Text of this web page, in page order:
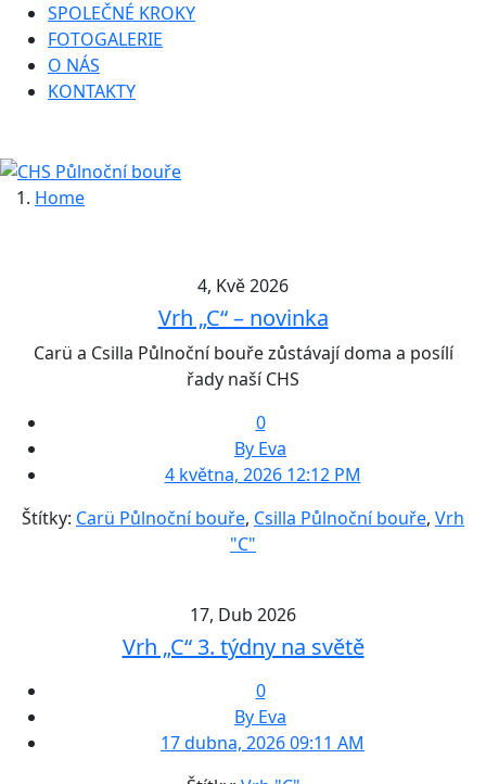
SPOLEČNÉ KROKY
FOTOGALERIE
O NÁS
KONTAKTY
Home
4, Kvě 2026
Vrh „C“ – novinka
Carü a Csilla Půlnoční bouře zůstávají doma a posílí
řady naší CHS
0
By Eva
4 května, 2026 12:12 PM
Štítky: Carü Půlnoční bouře, Csilla Půlnoční bouře, Vrh
"C"
17, Dub 2026
Vrh „C“ 3. týdny na světě
0
By Eva
17 dubna, 2026 09:11 AM